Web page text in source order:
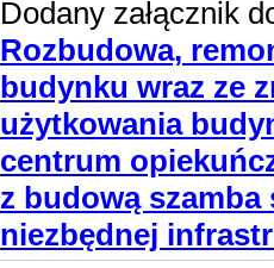
Dodany załącznik
Rozbudowa,
budynku wraz ze
użytkowania
centrum
z budową szamba
niezbędnej